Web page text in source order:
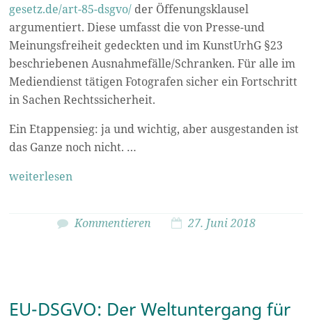
gesetz.de/art-85-dsgvo/ der Öffenungsklausel
argumentiert. Diese umfasst die von Presse-und
Meinungsfreiheit gedeckten und im KunstUrhG §23
beschriebenen Ausnahmefälle/Schranken. Für alle im
Mediendienst tätigen Fotografen sicher ein Fortschritt
in Sachen Rechtssicherheit.
Ein Etappensieg: ja und wichtig, aber ausgestanden ist
das Ganze noch nicht. …
weiterlesen
Kommentieren 27. Juni 2018
EU-DSGVO: Der Weltuntergang für